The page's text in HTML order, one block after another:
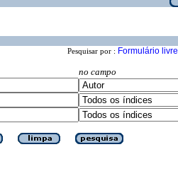
Pesquisar por : Formulário livre
no campo